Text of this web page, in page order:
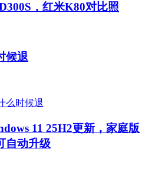
，红米K80对比照
候退
11 25H2更新，家庭版
自动升级